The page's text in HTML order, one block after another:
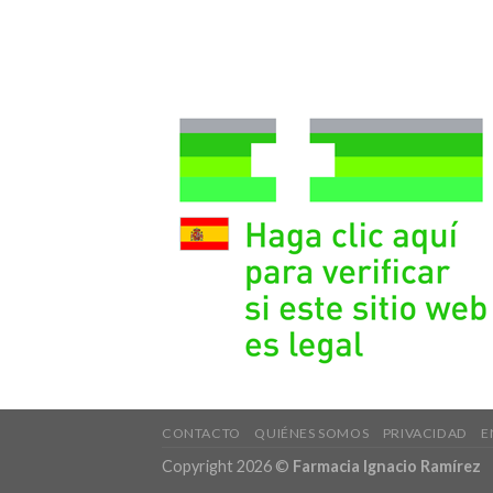
CONTACTO QUIÉNES SOMOS PRIVACIDAD
Copyright 2026 © Farmacia Ignacio Ramírez